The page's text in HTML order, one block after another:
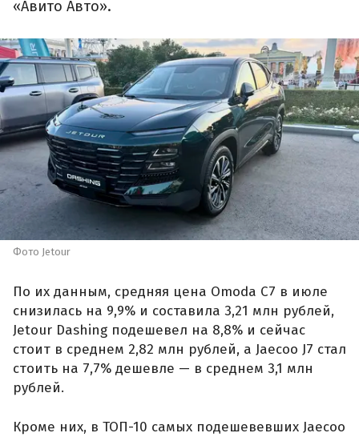
«Авито Авто».
Фото Jetour
По их данным, средняя цена Omoda C7 в июле
снизилась на 9,9% и составила 3,21 млн рублей,
Jetour Dashing подешевел на 8,8% и сейчас
стоит в среднем 2,82 млн рублей, а Jaecoo J7 стал
стоить на 7,7% дешевле — в среднем 3,1 млн
рублей.
Кроме них, в ТОП-10 самых подешевевших Jaecoo